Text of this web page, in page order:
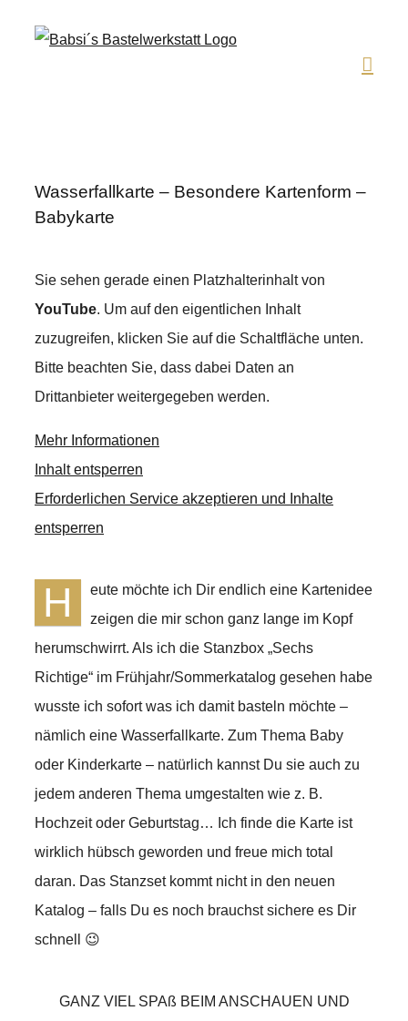
Wasserfallkarte – Besondere Kartenform –
Babykarte
Sie sehen gerade einen Platzhalterinhalt von
YouTube. Um auf den eigentlichen Inhalt
zuzugreifen, klicken Sie auf die Schaltfläche unten.
Bitte beachten Sie, dass dabei Daten an
Drittanbieter weitergegeben werden.
Mehr Informationen
Inhalt entsperren
Erforderlichen Service akzeptieren und Inhalte
entsperren
H
eute möchte ich Dir endlich eine Kartenidee
zeigen die mir schon ganz lange im Kopf
herumschwirrt. Als ich die Stanzbox „Sechs
Richtige“ im Frühjahr/Sommerkatalog gesehen habe
wusste ich sofort was ich damit basteln möchte –
nämlich eine Wasserfallkarte. Zum Thema Baby
oder Kinderkarte – natürlich kannst Du sie auch zu
jedem anderen Thema umgestalten wie z. B.
Hochzeit oder Geburtstag… Ich finde die Karte ist
wirklich hübsch geworden und freue mich total
daran. Das Stanzset kommt nicht in den neuen
Katalog – falls Du es noch brauchst sichere es Dir
schnell 😉
GANZ VIEL SPAß BEIM ANSCHAUEN UND